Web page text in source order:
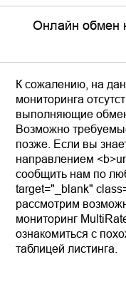
Онлайн обмен
К сожалению, на
мониторинга
выполняющие
Возможно
позже. Если вы
направлением
сообщить нам по
target="_blank"
рассмотрим
мониторинг
ознакомиться с
таблицей листинга.